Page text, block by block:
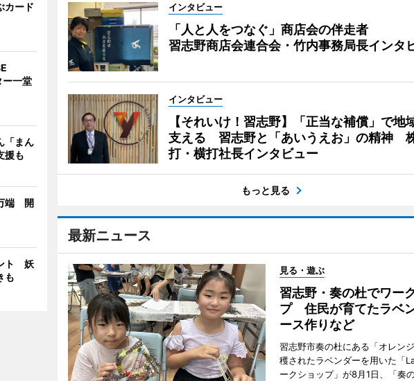
インタビュー
「人と人をつなぐ」商店会の伴走者
習志野商店会連合会・竹内事務局長インタ
インタビュー
【それいけ！習志野】「正当な補償」で地
支える 習志野と「あいうえお」の精神
打・横打社長インタビュー
もっと見る
最新ニュース
見る・遊ぶ
習志野・奏の杜でワー
プ 住民が育てたラベ
ース作りなど
習志野市奏の杜にある「オレン
穫されたラベンダーを用いた「
ークショップ」が8月1日、「奏
カード
一堂
「まん
援も
端 開
ト 妖
も